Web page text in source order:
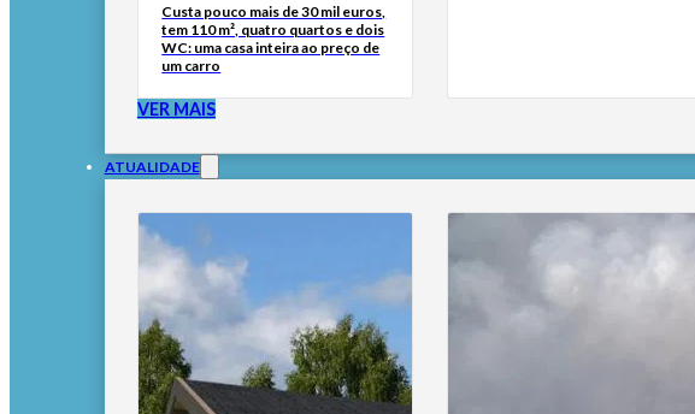
Custa pouco mais de 30 mil euros,
tem 110 m², quatro quartos e dois
WC: uma casa inteira ao preço de
um carro
VER MAIS
ATUALIDADE